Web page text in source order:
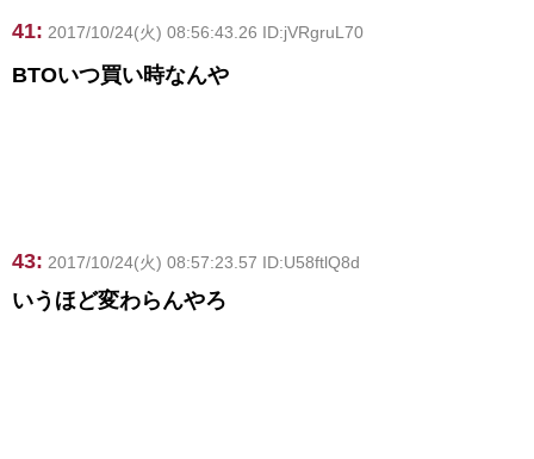
41: 2017/10/24(火) 08:56:43.26 ID:jVRgruL70
BTOいつ買い時なんや
43: 2017/10/24(火) 08:57:23.57 ID:U58ftlQ8d
いうほど変わらんやろ